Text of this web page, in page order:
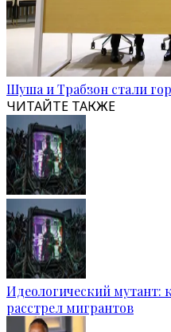
Шуша и Трабзон стали
ЧИТАЙТЕ ТАКЖЕ
Идеологический
расстрел мигрантов